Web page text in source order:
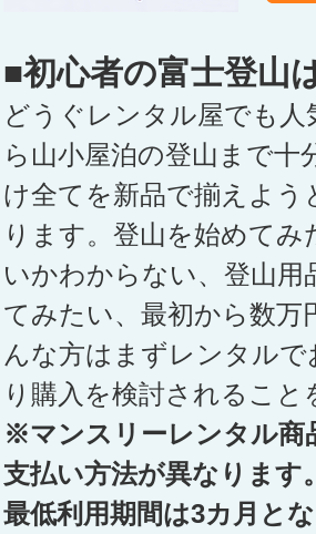
■初心者の富士登山
どうぐレンタル屋でも
ら山小屋泊の登山まで
け全てを新品で揃えよ
ります。登山を始めて
いかわからない、登山
てみたい、最初から数
んな方はまずレンタル
り購入を検討されるこ
※マンスリーレンタル商
支払い方法が異なります
最低利用期間は3カ月と